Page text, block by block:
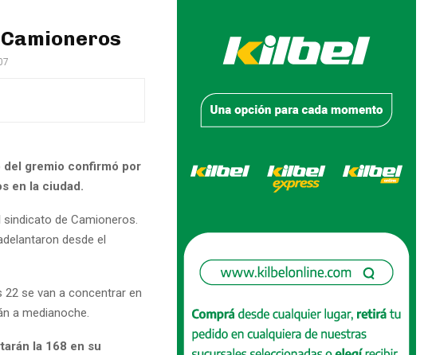
del gremio confirmó por
en la ciudad.
de Camioneros.
desde el
22 se van a concentrar en
a medianoche.
la 168 en su